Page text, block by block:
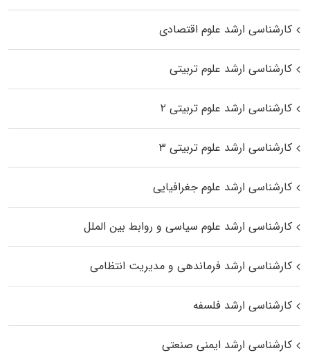
کارشناسی ارشد علوم اقتصادی
کارشناسی ارشد علوم تربیتی
کارشناسی ارشد علوم تربیتی ۲
کارشناسی ارشد علوم تربیتی ۳
کارشناسی ارشد علوم جغرافیایی
کارشناسی ارشد علوم سیاسی و روابط بین الملل
کارشناسی ارشد فرماندهی و مدیریت انتظامی
کارشناسی ارشد فلسفه
کارشناسی ارشد ایمنی صنعتی